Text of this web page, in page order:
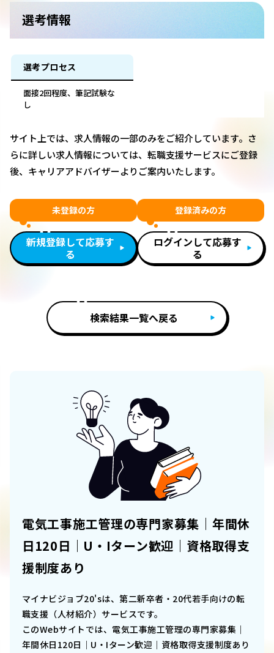
選考情報
選考プロセス
面接2回程度、筆記試験な
し
サイト上では、求人情報の一部のみをご紹介しています。さ
らに詳しい求人情報については、転職支援サービスにご登録
後、キャリアアドバイザーよりご案内いたします。
未登録の方
新規登録して応募す
る
登録済みの方
ログインして応募す
る
検索結果一覧へ戻る
電気工事施工管理の専門家募集｜年間休
日120日｜U・Iターン歓迎｜資格取得支
援制度あり
マイナビジョブ20'sは、第二新卒者・20代若手向けの転
職支援（人材紹介）サービスです。
このWebサイトでは、 電気工事施工管理の専門家募集｜
年間休日120日｜U・Iターン歓迎｜資格取得支援制度あり